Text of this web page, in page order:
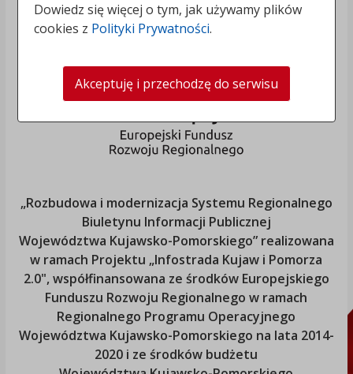
„Rozbudowa i modernizacja Systemu Regionalnego
Biuletynu Informacji Publicznej
Województwa Kujawsko-Pomorskiego” realizowana
w ramach Projektu „Infostrada Kujaw i Pomorza
2.0", współfinansowana ze środków Europejskiego
Funduszu Rozwoju Regionalnego w ramach
Regionalnego Programu Operacyjnego
Województwa Kujawsko-Pomorskiego na lata 2014-
2020 i ze środków budżetu
Dowiedz się więcej o tym, jak używamy plików
cookies z Polityki Prywatności.
Akceptuję i przechodzę do serwisu